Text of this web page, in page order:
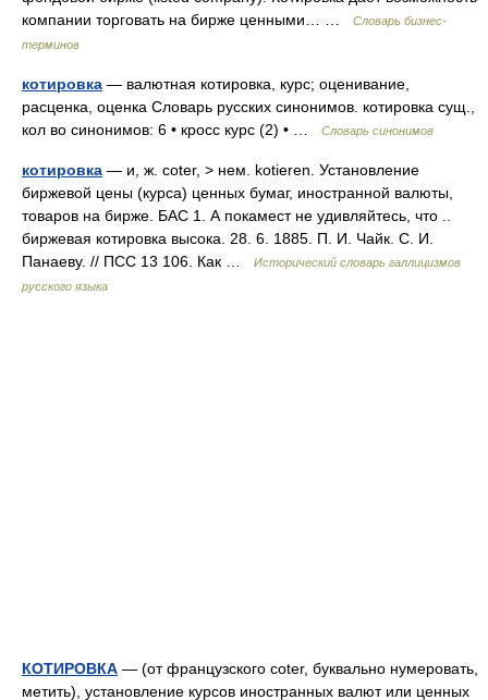
компании торговать на бирже ценными… …
Словарь бизнес-
терминов
котировка — валютная котировка, курс; оценивание,
расценка, оценка Словарь русских синонимов. котировка сущ.,
кол во синонимов: 6 • кросс курс (2) • …
Словарь синонимов
котировка — и, ж. coter, > нем. kotieren. Установление
биржевой цены (курса) ценных бумаг, иностранной валюты,
товаров на бирже. БАС 1. А покамест не удивляйтесь, что ..
биржевая котировка высока. 28. 6. 1885. П. И. Чайк. С. И.
Панаеву. // ПСС 13 106. Как …
Исторический словарь галлицизмов
русского языка
КОТИРОВКА — (от французского coter, буквально нумеровать,
метить), установление курсов иностранных валют или ценных